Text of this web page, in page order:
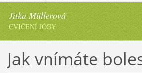
Jitka Müllerová
CVIČENÍ JÓGY
Jak vnímáte